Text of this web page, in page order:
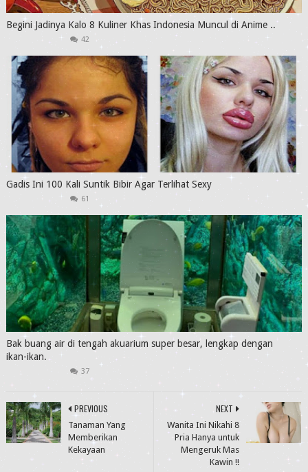
Begini Jadinya Kalo 8 Kuliner Khas Indonesia Muncul di Anime ..
42
Gadis Ini 100 Kali Suntik Bibir Agar Terlihat Sexy
61
Bak buang air di tengah akuarium super besar, lengkap dengan
ikan-ikan.
37
NEXT
Wanita Ini Nikahi 8
Pria Hanya untuk
Mengeruk Mas
Kawin !!
PREVIOUS
Tanaman Yang
Memberikan
Kekayaan